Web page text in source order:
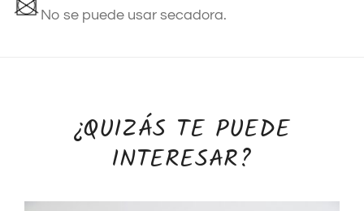
No se puede usar secadora.
¿QUIZÁS TE PUEDE
INTERESAR?